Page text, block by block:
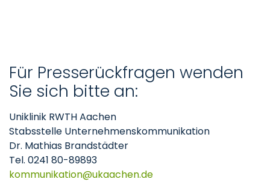
Für Presserückfragen wenden
Sie sich bitte an:
Uniklinik RWTH Aachen
Stabsstelle Unternehmenskommunikation
Dr. Mathias Brandstädter
Tel. 0241 80-89893
kommunikation
ukaachende